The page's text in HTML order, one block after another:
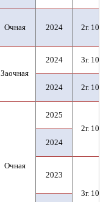
Очная 2024 2г.
Заочная
2024 3г.
2024 2г.
Очная
2025
2г.
2024
2023
3г.